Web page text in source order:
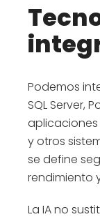
Podemos
SQL Server,
aplicaciones
y otros
se define
rendimiento
La IA no